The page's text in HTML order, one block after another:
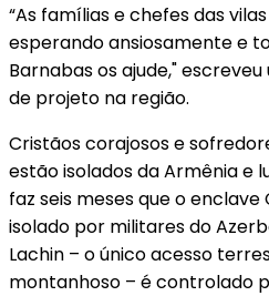
“As famílias e chefes das
esperando ansiosamente e
Barnabas os ajude,"
de projeto na região.
Cristãos corajosos e
estão isolados da Armênia e
faz seis meses que o
isolado por militares do
Lachin – o único acesso
montanhoso – é controlado